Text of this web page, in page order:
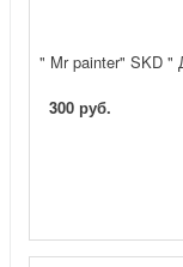
" Mr painter" SKD "
300 руб.